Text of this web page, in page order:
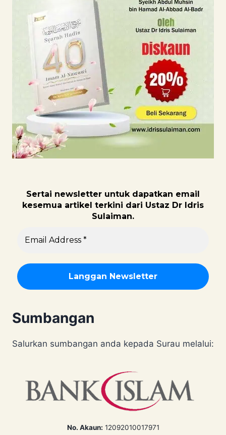
Sertai newsletter untuk dapatkan email
kesemua artikel terkini dari Ustaz Dr Idris
Sulaiman.
Sumbangan
Salurkan sumbangan anda kepada Surau melalui:
No. Akaun: 12092010017971